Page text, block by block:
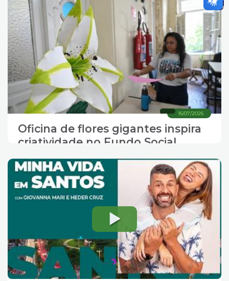
16/07/2026
Oficina de flores gigantes inspira
criatividade no Fundo Social